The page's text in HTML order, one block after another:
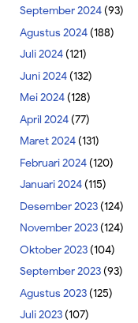
September 2024(93)
Agustus 2024(188)
Juli 2024(121)
Juni 2024(132)
Mei 2024(128)
April 2024(77)
Maret 2024(131)
Februari 2024(120)
Januari 2024(115)
Desember 2023(124)
November 2023(124)
Oktober 2023(104)
September 2023(93)
Agustus 2023(125)
Juli 2023(107)